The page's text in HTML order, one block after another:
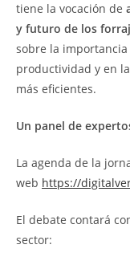
tiene la vocación de
y futuro de los
sobre la
productividad y en
más eficientes.
Un panel de
La agenda de la
web https://
El debate contará
sector: